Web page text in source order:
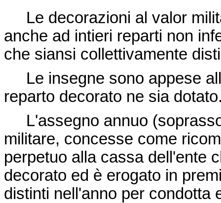
Le decorazioni al valor
anche ad intieri reparti non
che siansi collettivamente
Le insegne sono appese
reparto decorato ne sia
L'assegno annuo
militare, concesse come
perpetuo alla cassa dell'ente
decorato ed è erogato in
distinti nell'anno per condotta